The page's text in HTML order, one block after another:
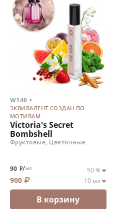
W146 .
ЭКВИВАЛЕНТ СОЗДАН ПО
МОТИВАМ
Victoria's Secret
Bombshell
Фруктовые, Цветочные
90 /мл
900
В корзину